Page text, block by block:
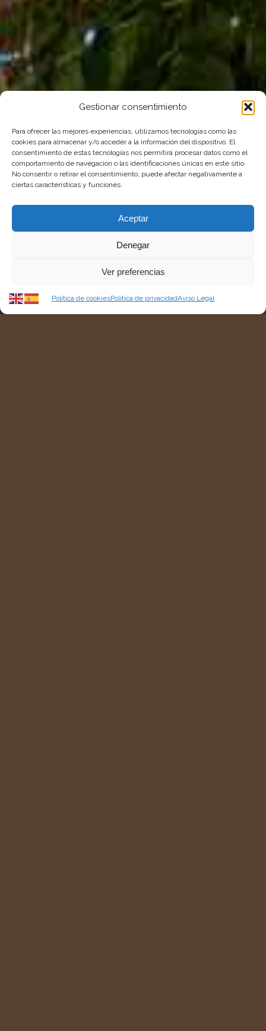
Gestionar consentimiento
Para ofrecer las mejores experiencias, utilizamos tecnologías como las
cookies para almacenar y/o acceder a la información del dispositivo. El
consentimiento de estas tecnologías nos permitirá procesar datos como el
comportamiento de navegación o las identificaciones únicas en este sitio.
No consentir o retirar el consentimiento, puede afectar negativamente a
ciertas características y funciones.
Aceptar
Denegar
Ver preferencias
Política de cookiesPolítica de privacidadAviso Legal